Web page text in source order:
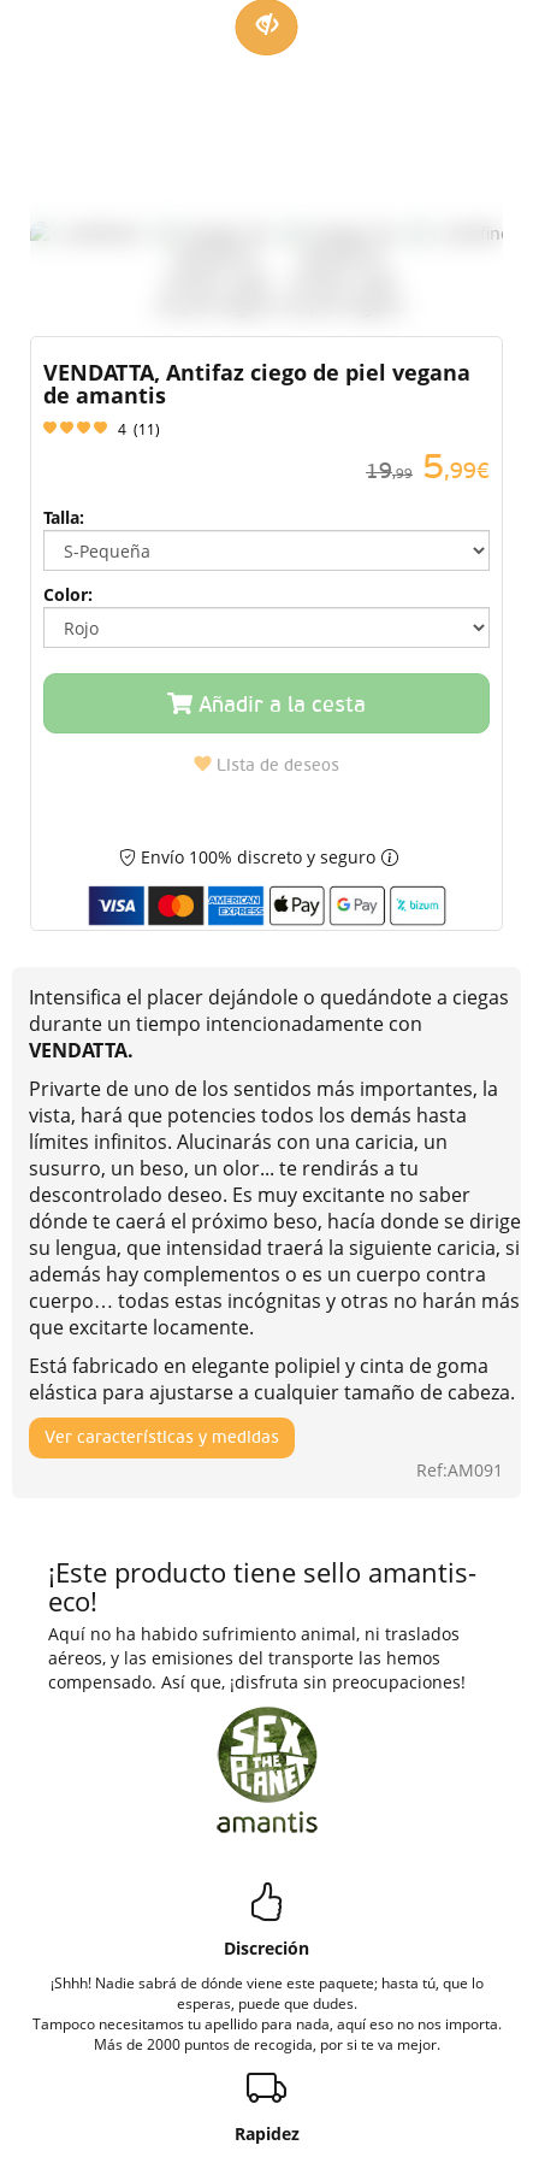
VENDATTA, Antifaz ciego de piel vegana
de amantis
4 (11)
19,99 5,99€
Talla:
Color:
Añadir a la cesta
Lista de deseos
Envío 100% discreto y seguro
Intensifica el placer dejándole o quedándote a ciegas
durante un tiempo intencionadamente con
VENDATTA.
Privarte de uno de los sentidos más importantes, la
vista, hará que potencies todos los demás hasta
límites infinitos. Alucinarás con una caricia, un
susurro, un beso, un olor... te rendirás a tu
descontrolado deseo. Es muy excitante no saber
dónde te caerá el próximo beso, hacía donde se dirige
su lengua, que intensidad traerá la siguiente caricia, si
además hay complementos o es un cuerpo contra
cuerpo… todas estas incógnitas y otras no harán más
que excitarte locamente.
Está fabricado en elegante polipiel y cinta de goma
elástica para ajustarse a cualquier tamaño de cabeza.
Ver características y medidas
Ref:AM091
¡Este producto tiene sello amantis-
eco!
Aquí no ha habido sufrimiento animal, ni traslados
aéreos, y las emisiones del transporte las hemos
compensado. Así que, ¡disfruta sin preocupaciones!
Discreción
¡Shhh! Nadie sabrá de dónde viene este paquete; hasta tú, que lo
esperas, puede que dudes.
Tampoco necesitamos tu apellido para nada, aquí eso no nos importa.
Más de 2000 puntos de recogida, por si te va mejor.
Rapidez